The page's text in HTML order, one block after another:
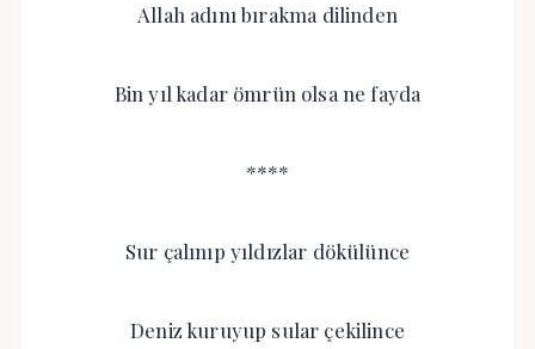
Allah adını bırakma dilinden
Bin yıl kadar ömrün olsa ne fayda
****
Sur çalınıp yıldızlar dökülünce
Deniz kuruyup sular çekilince